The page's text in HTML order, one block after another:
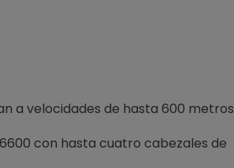
a velocidades de hasta 600 metros
con hasta cuatro cabezales de